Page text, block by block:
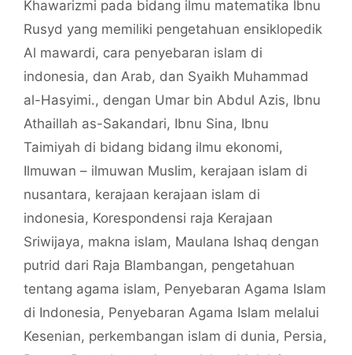
Khawarizmi pada bidang ilmu matematika Ibnu
Rusyd yang memiliki pengetahuan ensiklopedik
Al mawardi, cara penyebaran islam di
indonesia, dan Arab, dan Syaikh Muhammad
al-Hasyimi., dengan Umar bin Abdul Azis, Ibnu
Athaillah as-Sakandari, Ibnu Sina, Ibnu
Taimiyah di bidang bidang ilmu ekonomi,
Ilmuwan – ilmuwan Muslim, kerajaan islam di
nusantara, kerajaan kerajaan islam di
indonesia, Korespondensi raja Kerajaan
Sriwijaya, makna islam, Maulana Ishaq dengan
putrid dari Raja Blambangan, pengetahuan
tentang agama islam, Penyebaran Agama Islam
di Indonesia, Penyebaran Agama Islam melalui
Kesenian, perkembangan islam di dunia, Persia,